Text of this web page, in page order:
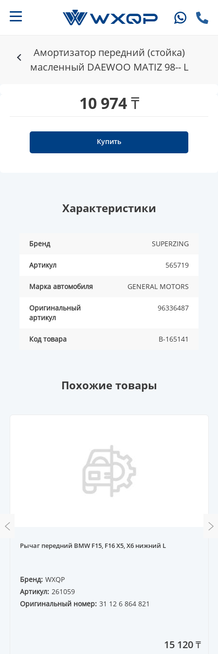
Амортизатор передний (стойка)
масленный DAEWOO MATIZ 98-- L
10 974 ₸
Купить
Характеристики
Бренд SUPERZING
Артикул 565719
Марка автомобиля GENERAL MOTORS
Оригинальный
артикул
96336487
Код товара B-165141
Похожие товары
Рычаг передний BMW F15, F16 X5, X6 нижний L
Бренд: WXQP
Артикул: 261059
Оригинальный номер: 31 12 6 864 821
15 120 ₸